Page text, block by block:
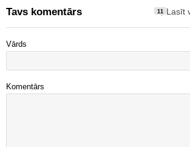
Tavs komentārs 11 Lasīt
Vārds
Komentārs